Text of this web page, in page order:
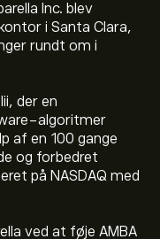
Inc. blev
i Santa Clara,
rundt om i
der en
algoritmer
af en 100 gange
og forbedret
på NASDAQ med
ved at føje AMBA